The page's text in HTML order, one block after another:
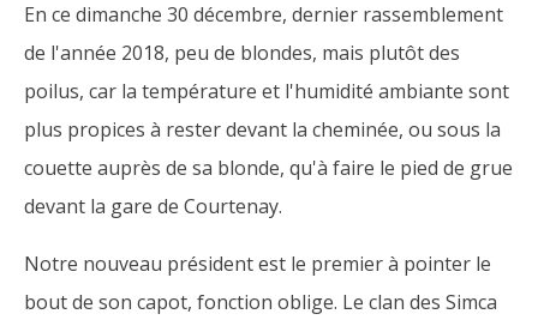
En ce dimanche 30 décembre, dernier rassemblement
de l'année 2018, peu de blondes, mais plutôt des
poilus, car la température et l'humidité ambiante sont
plus propices à rester devant la cheminée, ou sous la
couette auprès de sa blonde, qu'à faire le pied de grue
devant la gare de Courtenay.
Notre nouveau président est le premier à pointer le
bout de son capot, fonction oblige. Le clan des Simca